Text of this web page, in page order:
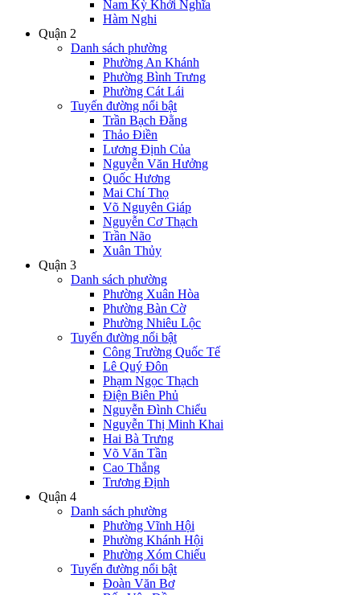
Nam Kỳ Khởi Nghĩa
Hàm Nghi
Quận 2
Danh sách phường
Phường An Khánh
Phường Bình Trưng
Phường Cát Lái
Tuyến đường nổi bật
Trần Bạch Đằng
Thảo Điền
Lương Định Của
Nguyễn Văn Hưởng
Quốc Hương
Mai Chí Thọ
Võ Nguyên Giáp
Nguyễn Cơ Thạch
Trần Não
Xuân Thủy
Quận 3
Danh sách phường
Phường Xuân Hòa
Phường Bàn Cờ
Phường Nhiêu Lộc
Tuyến đường nổi bật
Công Trường Quốc Tế
Lê Quý Đôn
Phạm Ngọc Thạch
Điện Biên Phủ
Nguyễn Đình Chiểu
Nguyễn Thị Minh Khai
Hai Bà Trưng
Võ Văn Tần
Cao Thắng
Trương Định
Quận 4
Danh sách phường
Phường Vĩnh Hội
Phường Khánh Hội
Phường Xóm Chiếu
Tuyến đường nổi bật
Đoàn Văn Bơ